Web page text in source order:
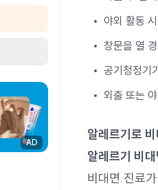
AD
야외 활동
창문을 열
공기청정기
외출 또는
알레르기로
알레르기 비
비대면 진료